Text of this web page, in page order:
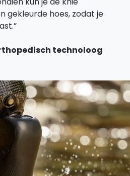
gekleurde hoes, zodat je
technoloog